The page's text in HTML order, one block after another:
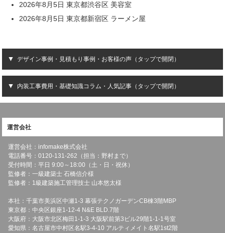
2026年8月5日 東京都渋谷区 美容室
2026年8月5日 東京都新宿区 ラーメン屋
デザイン事例・見積もり事例・お客様の声（タップで開閉）
内装工事費用・基礎知識コラム・人気記事（タップで開閉）
運営会社
運営会社：infomake株式会社
電話番号：0120-131-262（担当：野村まで）
受付時間：平日 9:00～18:00（土・日・祝休）
監修者：一級建築士 石橋信介様
監修者：1級建築施工管理技士 山本悠太様
本社：千葉市美浜区中瀬1-3 幕張テクノガーデンCB棟3階MBP
東京都：中央区銀座1-12-4 N&E BLD.7階
大阪府：大阪市北区梅田1-1-3 大阪駅前第3ビル29階1-1-1号室
愛知県：名古屋市中村区名駅3-4-10 アルティメイト名駅1st2階